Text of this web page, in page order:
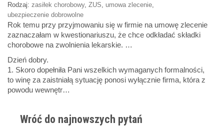
Rodzaj: zasiłek chorobowy, ZUS umowa zlecenie
ubezpieczenie dobrowolne
Rok temu przy przyjmowaniu się w firmie na umowę zlecenie
zaznaczałam w kwestionariuszu, że chce odkładać składki
chorobowe na zwolnienia lekarskie. …
Dzień dobry.
1. Skoro dopełniła Pani wszelkich wymaganych formalności,
to winę za zaistniałą sytuację ponosi wyłącznie firma, która z
powodu wewnętr…
Wróć do najnowszych pytań